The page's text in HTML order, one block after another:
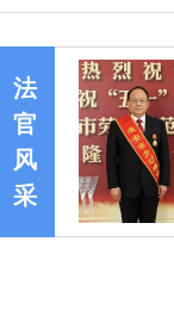
法
官
风
采